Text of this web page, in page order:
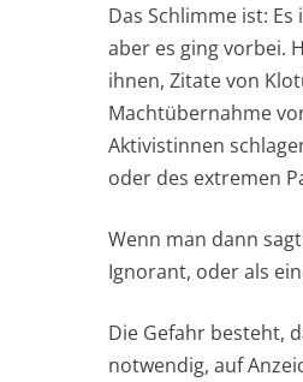
Das Schlimme ist:
aber es ging vorbei.
ihnen, Zitate von
Machtübernahme
Aktivistinnen
oder des extremen
Wenn man dann
Ignorant, oder als
Die Gefahr besteht,
notwendig, auf